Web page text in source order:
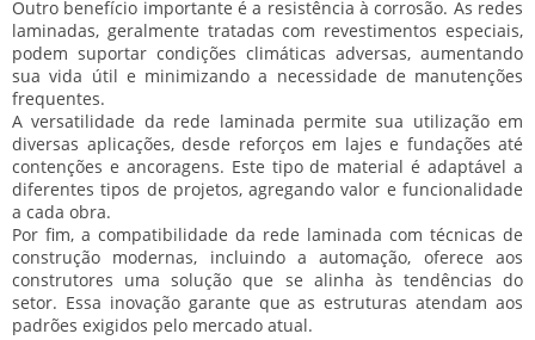
Outro benefício importante é a resistência à corrosão. As redes
laminadas, geralmente tratadas com revestimentos especiais,
podem suportar condições climáticas adversas, aumentando
suavida útil e minimizando a necessidade de manutenções
frequentes.
Aversatilidade da rede laminada permite sua utilização em
diversas aplicações, desde reforços em lajes e fundações até
contenções e ancoragens. Este tipo de material é adaptável a
diferentes tipos de projetos, agregandovalor efuncionalidade
a cada obra.
Por fim, a compatibilidade da rede laminada com técnicas de
construção modernas, incluindo a automação, oferece aos
construtores uma solução que se alinha às tendências do
setor. Essa inovação garante que as estruturas atendam aos
padrões exigidos pelo mercado atual.